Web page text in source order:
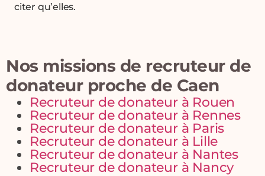
citer qu’elles.
Nos missions de recruteur de
donateur proche de Caen
Recruteur de donateur à Rouen
Recruteur de donateur à Rennes
Recruteur de donateur à Paris
Recruteur de donateur à Lille
Recruteur de donateur à Nantes
Recruteur de donateur à Nancy